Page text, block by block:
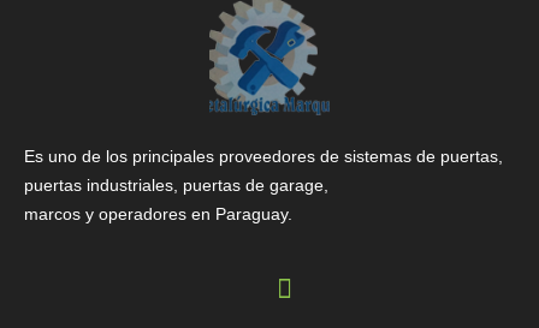
Es uno de los principales proveedores de sistemas de puertas,
puertas industriales, puertas de garage,
marcos y operadores en Paraguay.